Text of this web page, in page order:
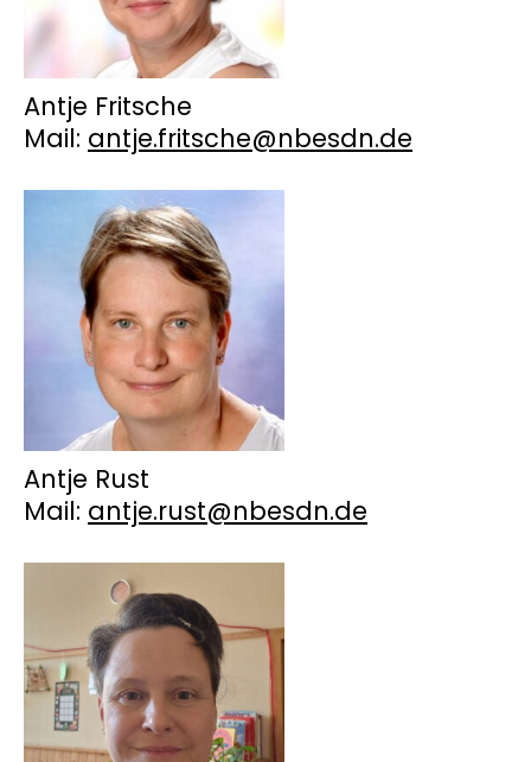
Antje Fritsche
Mail: antje.fritsche@nbesdn.de
Antje Rust
Mail: antje.rust@nbesdn.de